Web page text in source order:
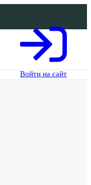
Войти на сайт